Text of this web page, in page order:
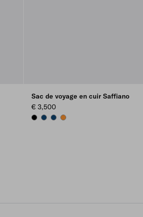
Sac de voyage en cuir Saffiano
€ 3,500
BLACKBRIGHT BLUE
BRIGHT BLUE
AMBER